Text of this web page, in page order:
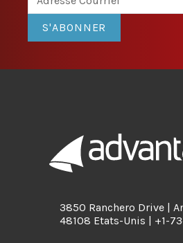
S'ABONNER
3850 Ranchero Drive |
48108 Etats-Unis | +1-